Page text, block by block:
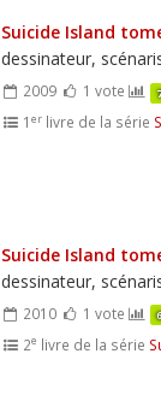
Suicide Island
dessinateur,
2009 1 vote
1er livre de la série
Suicide Island
dessinateur,
2010 1 vote
2e livre de la série